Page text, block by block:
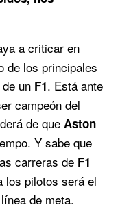
a criticar en
de los principales
un F1. Está ante
campeón del
de que Aston
Y sabe que
carreras de F1
los pilotos será el
de meta.